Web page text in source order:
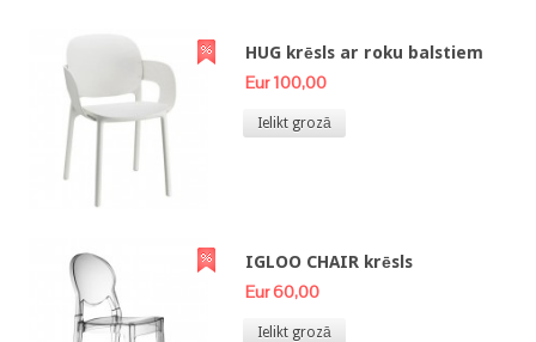
HUG krēsls ar roku balstiem
Eur 100,00
Ielikt grozā
IGLOO CHAIR krēsls
Eur 60,00
Ielikt grozā